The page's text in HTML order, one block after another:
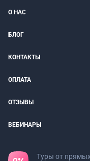
О НАС
БЛОГ
КОНТАКТЫ
ОПЛАТА
ОТЗЫВЫ
ВЕБИНАРЫ
Туры от